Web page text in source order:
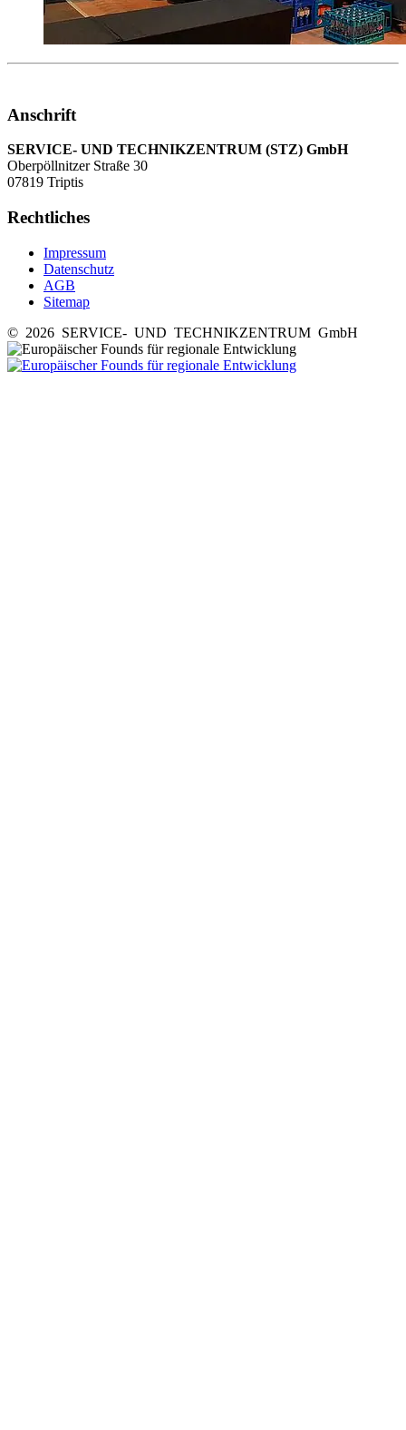
Anschrift
SERVICE- UND TECHNIKZENTRUM (STZ) GmbH
Oberpöllnitzer Straße 30
07819 Triptis
Rechtliches
Impressum
Datenschutz
AGB
Sitemap
© 2026 SERVICE- UND TECHNIKZENTRUM GmbH